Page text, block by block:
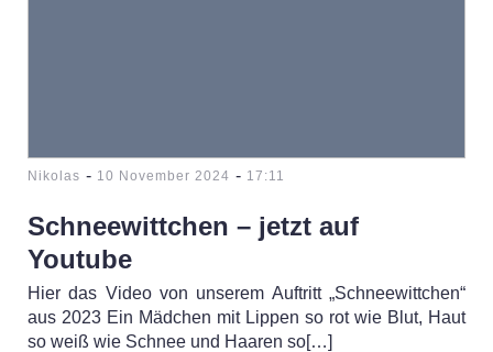
Nikolas - 10 November 2024 - 17:11
Schneewittchen – jetzt auf
Youtube
Hier das Video von unserem Auftritt „Schneewittchen“
aus 2023 Ein Mädchen mit Lippen so rot wie Blut, Haut
so weiß wie Schnee und Haaren so[…]